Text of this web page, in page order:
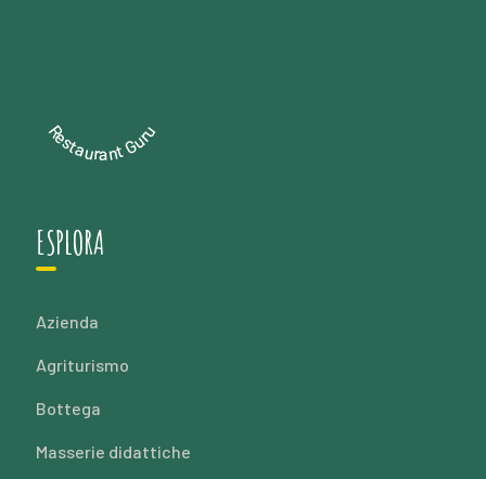
Restaurant Guru
ESPLORA
Azienda
Agriturismo
Bottega
Masserie didattiche